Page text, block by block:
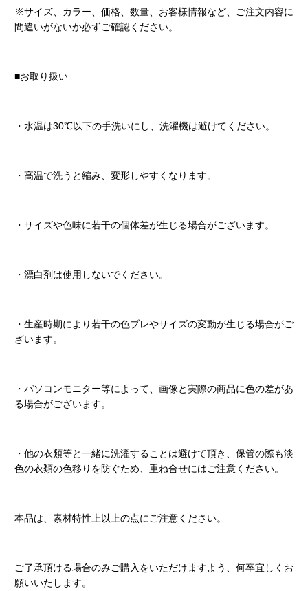
※サイズ、カラー、価格、数量、お客様情報など、ご注文内容に
間違いがないか必ずご確認ください。
■お取り扱い
・水温は30℃以下の手洗いにし、洗濯機は避けてください。
・高温で洗うと縮み、変形しやすくなります。
・サイズや色味に若干の個体差が生じる場合がございます。
・漂白剤は使用しないでください。
・生産時期により若干の色ブレやサイズの変動が生じる場合がご
ざいます。
・パソコンモニター等によって、画像と実際の商品に色の差があ
る場合がございます。
・他の衣類等と一緒に洗濯することは避けて頂き、保管の際も淡
色の衣類の色移りを防ぐため、重ね合せにはご注意ください。
本品は、素材特性上以上の点にご注意ください。
ご了承頂ける場合のみご購入をいただけますよう、何卒宜しくお
願いいたします。